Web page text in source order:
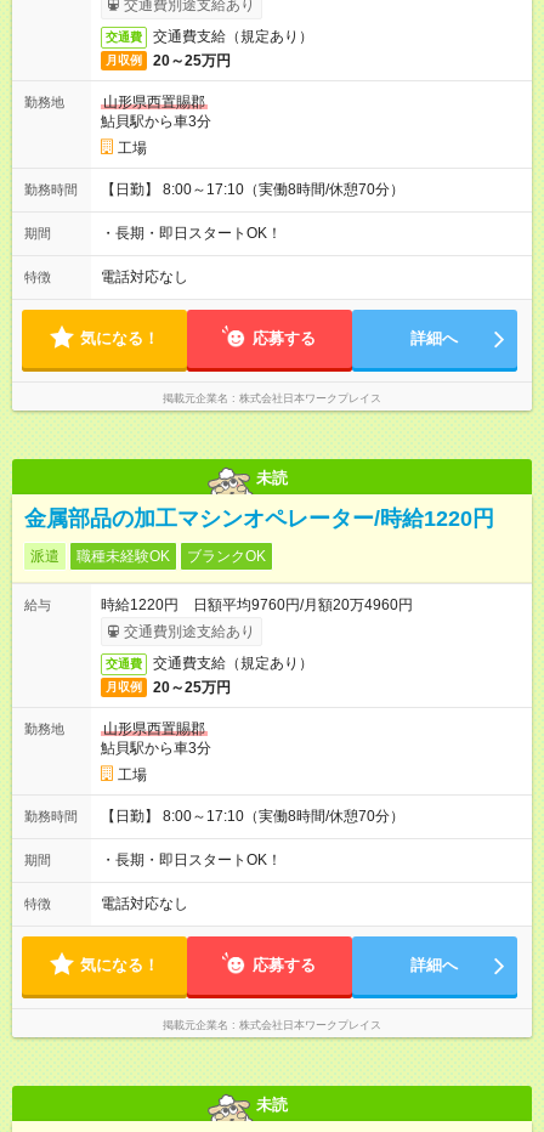
交通費別途支給あり
交通費 交通費支給（規定あり）
月収例 20～25万円
勤務地
山形県西置賜郡
鮎貝駅から車3分
工場
勤務時間 【日勤】 8:00～17:10（実働8時間/休憩70分）
期間 ・長期・即日スタートOK！
特徴 電話対応なし
気になる！ 応募する 詳細へ
掲載元企業名 株式会社日本ワークプレイス
未読
金属部品の加工マシンオペレーター/時給1220円
派遣 職種未経験OK ブランクOK
給与
時給1220円 日額平均9760円/月額20万4960円
交通費別途支給あり
交通費 交通費支給（規定あり）
月収例 20～25万円
勤務地
山形県西置賜郡
鮎貝駅から車3分
工場
勤務時間 【日勤】 8:00～17:10（実働8時間/休憩70分）
期間 ・長期・即日スタートOK！
特徴 電話対応なし
気になる！ 応募する 詳細へ
掲載元企業名 株式会社日本ワークプレイス
未読